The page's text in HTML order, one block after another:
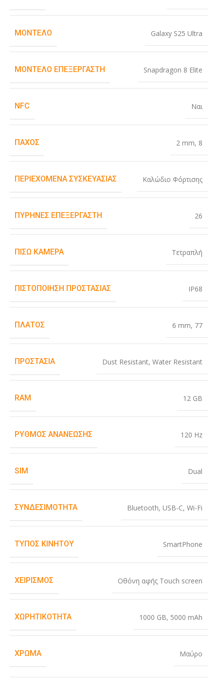
ΜΟΝΤΈΛΟ Galaxy S25 Ultra
ΜΟΝΤΈΛΟ ΕΠΕΞΕΡΓΑΣΤΉ Snapdragon 8 Elite
NFC Ναι
ΠΆΧΟΣ 2 mm, 8
ΠΕΡΙΕΧΌΜΕΝΑ ΣΥΣΚΕΥΑΣΊΑΣ Καλώδιο Φόρτισης
ΠΥΡΉΝΕΣ ΕΠΕΞΕΡΓΑΣΤΉ 26
ΠΊΣΩ ΚΆΜΕΡΑ Τετραπλή
ΠΙΣΤΟΠΟΊΗΣΗ ΠΡΟΣΤΑΣΊΑΣ IP68
ΠΛΆΤΟΣ 6 mm, 77
ΠΡΟΣΤΑΣΊΑ Dust Resistant, Water Resistant
RAM 12 GB
ΡΥΘΜΌΣ ΑΝΑΝΈΩΣΗΣ 120 Hz
SIM Dual
ΣΥΝΔΕΣΙΜΌΤΗΤΑ Bluetooth, USB-C, Wi-Fi
ΤΎΠΟΣ ΚΙΝΗΤΟΎ SmartPhone
ΧΕΙΡΙΣΜΌΣ Οθόνη αφής Touch screen
ΧΩΡΗΤΙΚΌΤΗΤΑ 1000 GB, 5000 mAh
ΧΡΏΜΑ Μαύρο